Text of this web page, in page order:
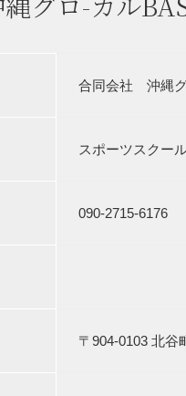
合同会社 沖縄
スポーツスクー
090-2715-6176
〒904-0103 北谷